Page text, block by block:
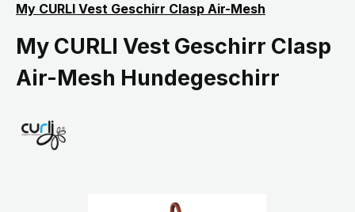
My CURLI Vest Geschirr Clasp Air-Mesh
My CURLI Vest Geschirr Clasp
Air-Mesh Hundegeschirr
Bildergalerie überspringen